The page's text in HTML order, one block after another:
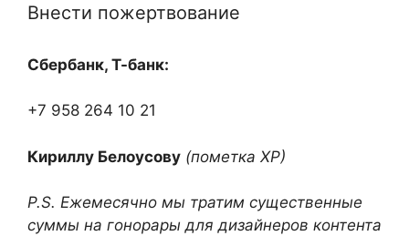
Внести пожертвование
Сбербанк, Т-банк:
+7 958 264 10 21
Кириллу Белоусову (пометка ХР)
P.S. Ежемесячно мы тратим существенные
суммы на гонорары для дизайнеров контента